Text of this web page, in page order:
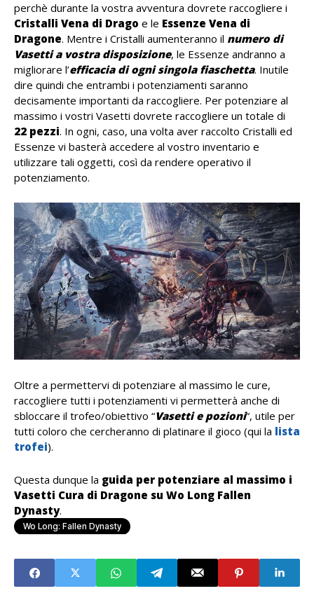
perchè durante la vostra avventura dovrete raccogliere i
Cristalli Vena di Drago e le Essenze Vena di
Dragone. Mentre i Cristalli aumenteranno il numero di
Vasetti a vostra disposizione, le Essenze andranno a
migliorare l’efficacia di ogni singola fiaschetta. Inutile
dire quindi che entrambi i potenziamenti saranno
decisamente importanti da raccogliere. Per potenziare al
massimo i vostri Vasetti dovrete raccogliere un totale di
22 pezzi. In ogni, caso, una volta aver raccolto Cristalli ed
Essenze vi basterà accedere al vostro inventario e
utilizzare tali oggetti, così da rendere operativo il
potenziamento.
Oltre a permettervi di potenziare al massimo le cure,
raccogliere tutti i potenziamenti vi permetterà anche di
sbloccare il trofeo/obiettivo “Vasetti e pozioni“, utile per
tutti coloro che cercheranno di platinare il gioco (qui la lista
trofei).
Questa dunque la guida per potenziare al massimo i
Vasetti Cura di Dragone su Wo Long Fallen
Dynasty.
Wo Long: Fallen Dynasty